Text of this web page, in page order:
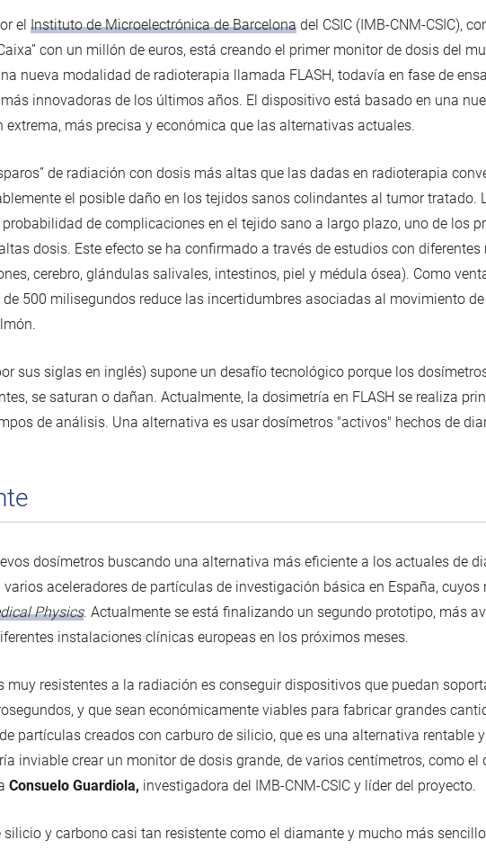
el Instituto de Microelectrónica de Barcelona del CSIC (IMB-CNM-CSIC),
con un millón de euros, está creando el primer monitor de dosis del
nueva modalidad de radioterapia llamada FLASH, todavía en fase de
innovadoras de los últimos años. El dispositivo está basado en una
más precisa y económica que las alternativas actuales.
de radiación con dosis más altas que las dadas en radioterapia
el posible daño en los tejidos sanos colindantes al tumor tratado.
de complicaciones en el tejido sano a largo plazo, uno de los
dosis. Este efecto se ha confirmado a través de estudios con diferentes
cerebro, glándulas salivales, intestinos, piel y médula ósea). Como
500 milisegundos reduce las incertidumbres asociadas al movimiento
sus siglas en inglés) supone un desafío tecnológico porque los
se saturan o dañan. Actualmente, la dosimetría en FLASH se realiza
de análisis. Una alternativa es usar dosímetros "activos" hechos de
dosímetros buscando una alternativa más eficiente a los actuales de
aceleradores de partículas de investigación básica en España, cuyos
Physics. Actualmente se está finalizando un segundo prototipo, más
instalaciones clínicas europeas en los próximos meses.
muy resistentes a la radiación es conseguir dispositivos que puedan
y que sean económicamente viables para fabricar grandes
partículas creados con carburo de silicio, que es una alternativa rentable
inviable crear un monitor de dosis grande, de varios centímetros, como el
Consuelo Guardiola, investigadora del IMB-CNM-CSIC y líder del proyecto.
y carbono casi tan resistente como el diamante y mucho más